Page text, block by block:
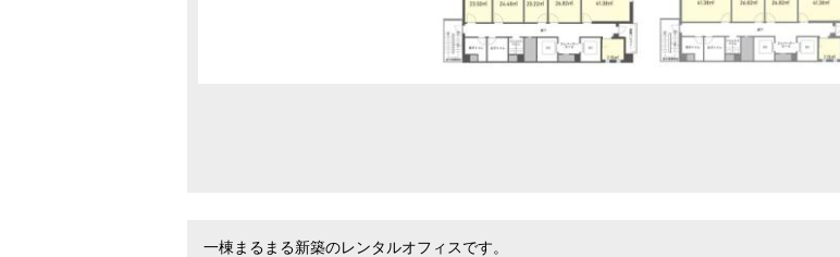
一棟まるまる新築のレンタルオフィスです。